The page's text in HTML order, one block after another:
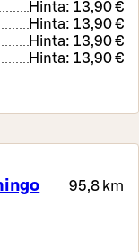
Hinta: 13,90 €
Hinta: 13,90 €
Hinta: 13,90 €
Hinta: 13,90 €
95,8 km